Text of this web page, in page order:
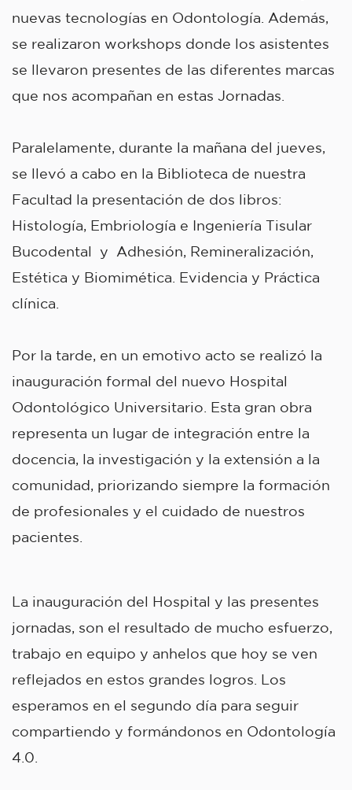
nuevas tecnologías en Odontología. Además,
se realizaron workshops donde los asistentes
se llevaron presentes de las diferentes marcas
que nos acompañan en estas Jornadas.
Paralelamente, durante la mañana del jueves,
se llevó a cabo en la Biblioteca de nuestra
Facultad la presentación de dos libros:
Histología, Embriología e Ingeniería Tisular
Bucodental y Adhesión, Remineralización,
Estética y Biomimética. Evidencia y Práctica
clínica.
Por la tarde, en un emotivo acto se realizó la
inauguración formal del nuevo Hospital
Odontológico Universitario. Esta gran obra
representa un lugar de integración entre la
docencia, la investigación y la extensión a la
comunidad, priorizando siempre la formación
de profesionales y el cuidado de nuestros
pacientes.
La inauguración del Hospital y las presentes
jornadas, son el resultado de mucho esfuerzo,
trabajo en equipo y anhelos que hoy se ven
reflejados en estos grandes logros. Los
esperamos en el segundo día para seguir
compartiendo y formándonos en Odontología
4.0.